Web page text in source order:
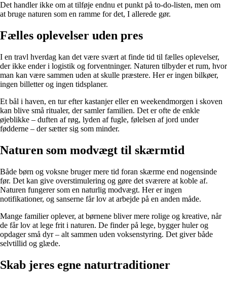
Det handler ikke om at tilføje endnu et punkt på to-do-listen, men om
at bruge naturen som en ramme for det, I allerede gør.
Fælles oplevelser uden pres
I en travl hverdag kan det være svært at finde tid til fælles oplevelser,
der ikke ender i logistik og forventninger. Naturen tilbyder et rum, hvor
man kan være sammen uden at skulle præstere. Her er ingen bilkøer,
ingen billetter og ingen tidsplaner.
Et bål i haven, en tur efter kastanjer eller en weekendmorgen i skoven
kan blive små ritualer, der samler familien. Det er ofte de enkle
øjeblikke – duften af røg, lyden af fugle, følelsen af jord under
fødderne – der sætter sig som minder.
Naturen som modvægt til skærmtid
Både børn og voksne bruger mere tid foran skærme end nogensinde
før. Det kan give overstimulering og gøre det sværere at koble af.
Naturen fungerer som en naturlig modvægt. Her er ingen
notifikationer, og sanserne får lov at arbejde på en anden måde.
Mange familier oplever, at børnene bliver mere rolige og kreative, når
de får lov at lege frit i naturen. De finder på lege, bygger huler og
opdager små dyr – alt sammen uden voksenstyring. Det giver både
selvtillid og glæde.
Skab jeres egne naturtraditioner